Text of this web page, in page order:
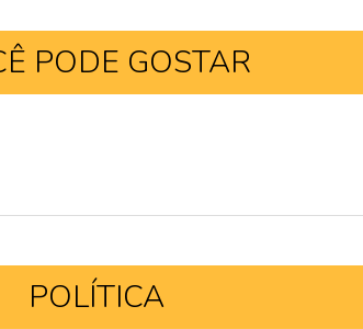
PODE GOSTAR
POLÍTICA